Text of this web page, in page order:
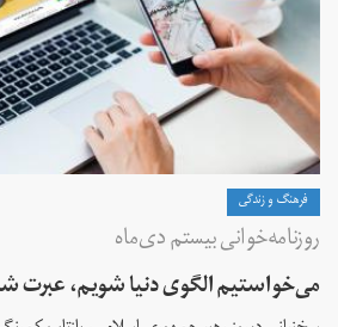
فرهنگ و زندگی
روزنامه‌خوانی بیستم دی‌ماه
می‌خواستیم الگوی دنیا شویم، عبرت